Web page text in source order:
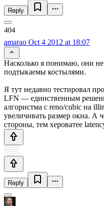
Reply
amarao Oct 4 2012 at 18:07
Насколько я понимаю, они
подтыкаемы костылями.
Я тут недавно тестировал
LFN — единственным
алгористма с reno/cubic на
увеличивать размер окна. А
стороны, тем хероватее
Reply